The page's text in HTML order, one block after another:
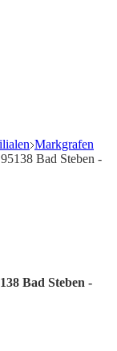
Markgrafen
Bad Steben -
Bad Steben -